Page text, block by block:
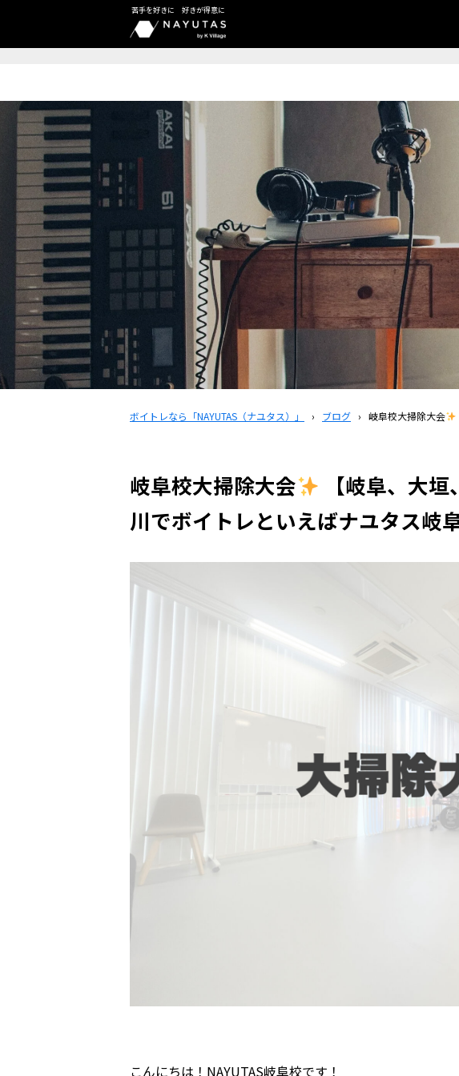
苦手を好きに 好きが得意に
ボイトレなら「NAYUTAS（ナユタス）」 › ブログ › 岐阜校大掃除大会
岐阜校大掃除大会
【岐阜、大
川でボイトレといえばナユタス岐阜
こんにちは！ NAYUTAS岐阜校です！